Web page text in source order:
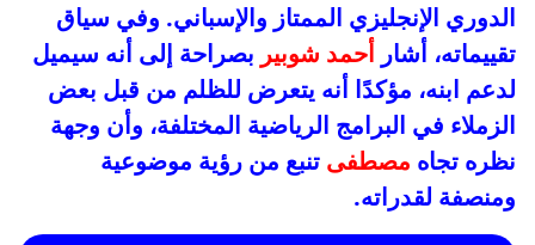
الدوري الإنجليزي الممتاز والإسباني. وفي سياق
تقييماته، أشار أحمد شوبير بصراحة إلى أنه سيميل
لدعم ابنه، مؤكدًا أنه يتعرض للظلم من قبل بعض
الزملاء في البرامج الرياضية المختلفة، وأن وجهة
نظره تجاه مصطفى تنبع من رؤية موضوعية
ومنصفة لقدراته.